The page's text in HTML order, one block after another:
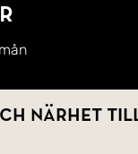
närhet